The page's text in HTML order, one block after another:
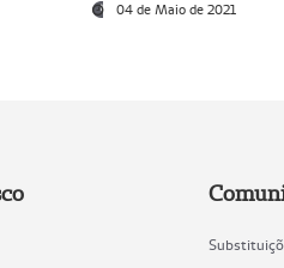
04 de Maio de 2021